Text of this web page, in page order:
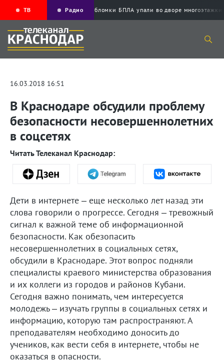
ТВ Радио Обломки БПЛА упали во дворе
16.03.2018 16:51
В Краснодаре обсудили проблему
безопасности несовершеннолетних
в соцсетях
Читать Телеканал Краснодар:
Дети в интернете – еще несколько лет назад эти
слова говорили о прогрессе. Сегодня – тревожный
сигнал к важной теме об информационной
безопасности. Как обезопасить
несовершеннолетних в социальных сетях,
обсудили в Краснодаре. Этот вопрос подняли
специалисты краевого министерства образования
и их коллеги из городов и районов Кубани.
Сегодня важно понимать, чем интересуется
молодежь – изучать группы в социальных сетях и
информацию, которую там распространяют. А
преподавателям необходимо доносить до
учеников, как вести себя в интернете, чтобы не
оказаться в опасности.